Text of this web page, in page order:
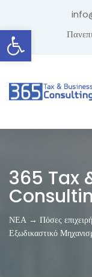
Ανοίξτε
365 Tax
ΝΕΑ → Πόσες
Εξωδικαστικό